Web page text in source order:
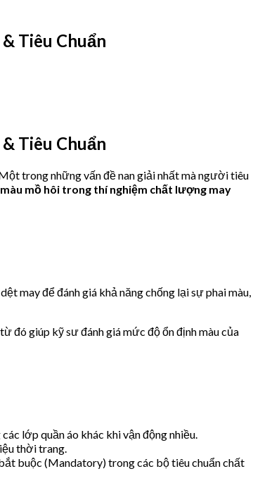
Tiêu Chuẩn
Tiêu Chuẩn
trong những vấn đề nan giải nhất mà người tiêu
mồ hôi trong thí nghiệm chất lượng may
may để đánh giá khả năng chống lại sự phai màu,
đó giúp kỹ sư đánh giá mức độ ổn định màu của
lớp quần áo khác khi vận động nhiều.
thời trang.
buộc (Mandatory) trong các bộ tiêu chuẩn chất